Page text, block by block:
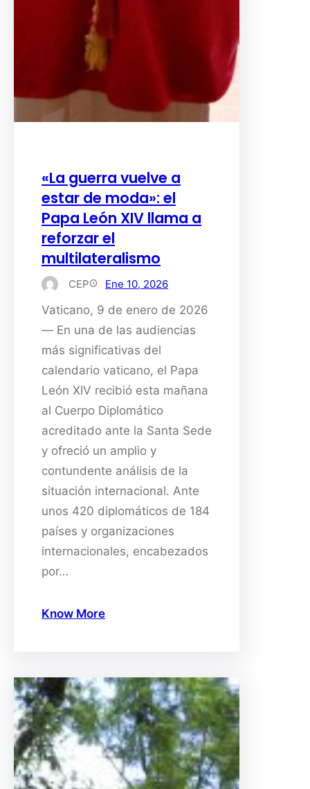
«La guerra vuelve a
estar de moda»: el
Papa León XIV llama a
reforzar el
multilateralismo
CEP Ene 10, 2026
Vaticano, 9 de enero de 2026
— En una de las audiencias
más significativas del
calendario vaticano, el Papa
León XIV recibió esta mañana
al Cuerpo Diplomático
acreditado ante la Santa Sede
y ofreció un amplio y
contundente análisis de la
situación internacional. Ante
unos 420 diplomáticos de 184
países y organizaciones
internacionales, encabezados
por…
Know More